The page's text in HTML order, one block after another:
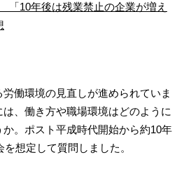
10年後は残業禁止の企業が増え
働環境の見直しが進められていま
、働き方や職場環境はどのように
。ポスト平成時代開始から約10年
想定して質問しました。